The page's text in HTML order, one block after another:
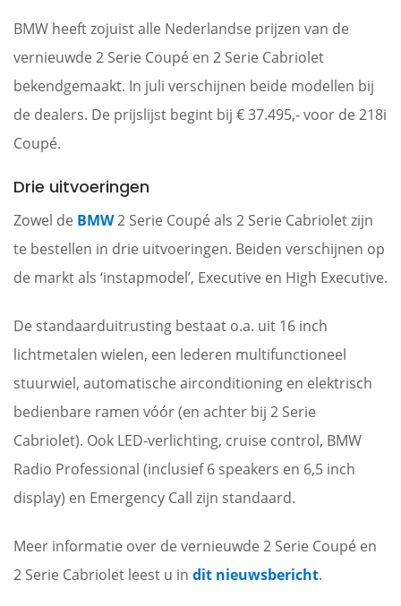
BMW heeft zojuist alle Nederlandse prijzen van de
vernieuwde 2 Serie Coupé en 2 Serie Cabriolet
bekendgemaakt. In juli verschijnen beide modellen bij
de dealers. De prijslijst begint bij € 37.495,- voor de 218i
Coupé.
Drie uitvoeringen
Zowel de BMW2 Serie Coupé als 2 Serie Cabriolet zijn
te bestellen in drie uitvoeringen. Beiden verschijnen op
de markt als ‘instapmodel’, Executive en High Executive.
De standaarduitrusting bestaat o.a. uit 16 inch
lichtmetalen wielen, een lederen multifunctioneel
stuurwiel, automatische airconditioning en elektrisch
bedienbare ramen vóór (en achter bij 2 Serie
Cabriolet). Ook LED-verlichting, cruise control, BMW
Radio Professional (inclusief 6 speakers en 6,5 inch
display) en Emergency Call zijn standaard.
Meer informatie over de vernieuwde 2 Serie Coupé en
2 Serie Cabriolet leest u in dit nieuwsbericht.